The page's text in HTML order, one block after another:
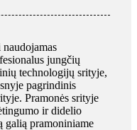
jungčių
technologijų srityje,
pagrindinis
Pramonės srityje
ir didelio
galią pramoniniame